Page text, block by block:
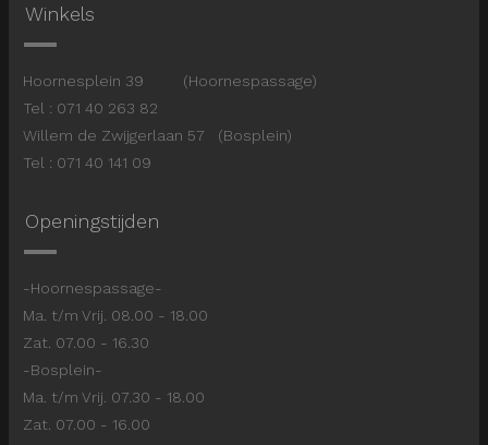
Winkels
Hoornesplein 39 (Hoornespassage)
Tel : 071 40 263 82
Willem de Zwijgerlaan 57 (Bosplein)
Tel : 071 40 141 09
Openingstijden
-Hoornespassage-
Ma. t/m Vrij. 08.00 - 18.00
Zat. 07.00 - 16.30
-Bosplein-
Ma. t/m Vrij. 07.30 - 18.00
Zat. 07.00 - 16.00